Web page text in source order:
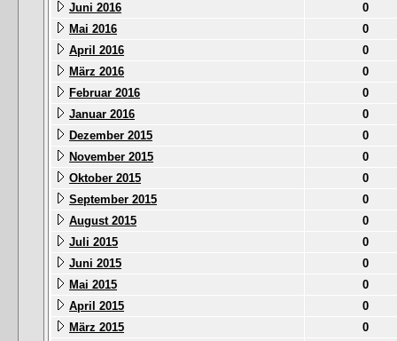
Juni 2016
0
Mai 2016
0
April 2016
0
März 2016
0
Februar 2016
0
Januar 2016
0
Dezember 2015
0
November 2015
0
Oktober 2015
0
September 2015
0
August 2015
0
Juli 2015
0
Juni 2015
0
Mai 2015
0
April 2015
0
März 2015
0